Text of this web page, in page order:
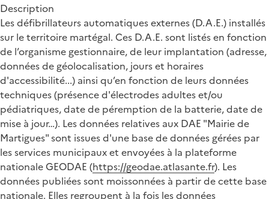
Description
Les défibrillateurs automatiques externes (D.A.E.) installés
sur le territoire martégal. Ces D.A.E. sont listés en fonction
de l’organisme gestionnaire, de leur implantation (adresse,
données de géolocalisation, jours et horaires
d'accessibilité...) ainsi qu’en fonction de leurs données
techniques (présence d'électrodes adultes et/ou
pédiatriques, date de péremption de la batterie, date de
mise à jour…). Les données relatives aux DAE "Mairie de
Martigues" sont issues d'une base de données gérées par
les services municipaux et envoyées à la plateforme
nationale GEODAE (https://geodae.atlasante.fr). Les
données publiées sont moissonnées à partir de cette base
nationale. Elles regroupent à la fois les données